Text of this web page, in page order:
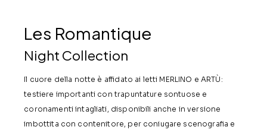
Les Romantique
Night Collection
Il cuore della notte è affidato ai letti MERLINO e ARTÙ:
testiere importanti con trapuntature sontuose e
coronamenti intagliati, disponibili anche in versione
imbottita con contenitore, per coniugare scenografia e